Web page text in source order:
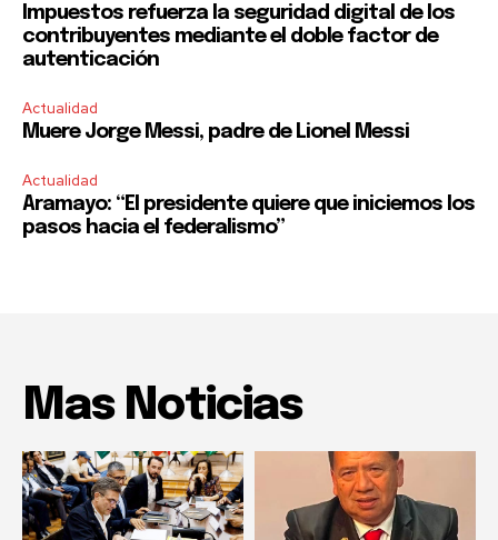
Impuestos refuerza la seguridad digital de los
contribuyentes mediante el doble factor de
autenticación
Actualidad
Muere Jorge Messi, padre de Lionel Messi
Actualidad
Aramayo: “El presidente quiere que iniciemos los
pasos hacia el federalismo”
Mas Noticias